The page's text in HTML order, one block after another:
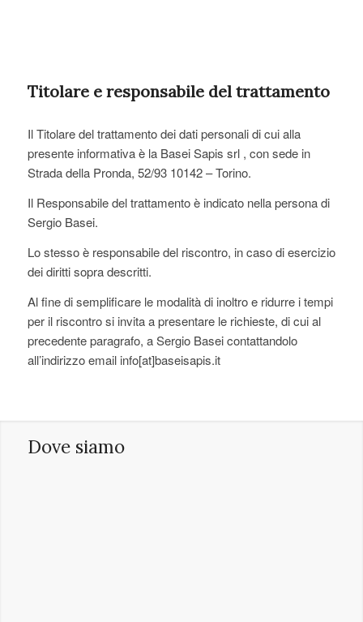
Titolare e responsabile del trattamento
Il Titolare del trattamento dei dati personali di cui alla
presente informativa è la Basei Sapis srl , con sede in
Strada della Pronda, 52/93 10142 – Torino.
Il Responsabile del trattamento è indicato nella persona di
Sergio Basei.
Lo stesso è responsabile del riscontro, in caso di esercizio
dei diritti sopra descritti.
Al fine di semplificare le modalità di inoltro e ridurre i tempi
per il riscontro si invita a presentare le richieste, di cui al
precedente paragrafo, a Sergio Basei contattandolo
all’indirizzo email info[at]baseisapis.it
Dove siamo